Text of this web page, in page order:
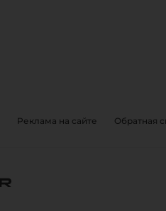
Реклама на сайте Обратная